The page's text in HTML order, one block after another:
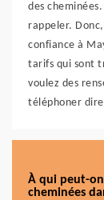
des
rappeler.
confiance à
tarifs qui sont
voulez des
téléphoner
À qui peut-
cheminées